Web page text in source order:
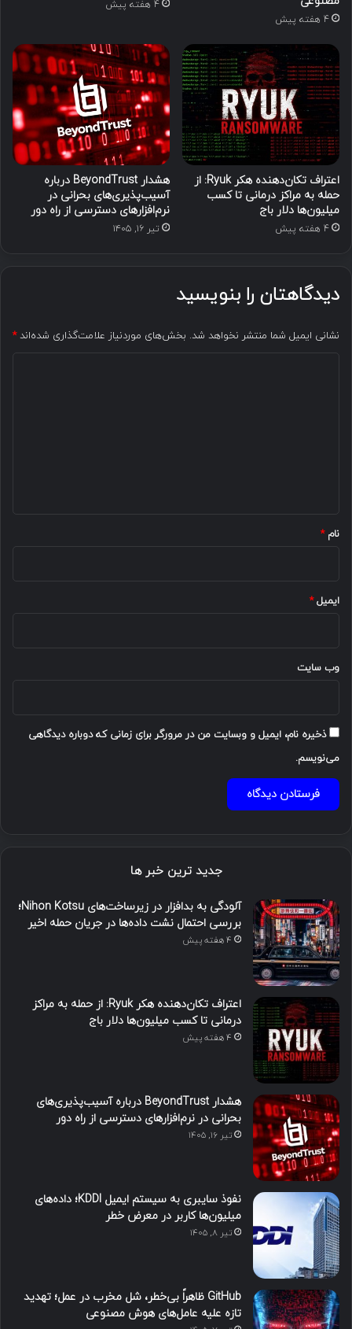
4 هفته پیش
4 هفته پیش
اعتراف تکان‌دهنده هکر Ryuk: از
حمله به مراکز درمانی تا کسب
میلیون‌ها دلار باج
4 هفته پیش
هشدار BeyondTrust درباره
آسیب‌پذیری‌های بحرانی در
نرم‌افزارهای دسترسی از راه دور
تیر ۱۶, ۱۴۰۵
دیدگاهتان را بنویسید
نشانی ایمیل شما منتشر نخواهد شد. بخش‌های موردنیاز علامت‌گذاری شده‌اند*
نام*
ایمیل*
وب‌ سایت
ذخیره نام، ایمیل و وبسایت من در مرورگر برای زمانی که دوباره دیدگاهی
می‌نویسم.
جدید ترین خبر ها
آلودگی به بدافزار در زیرساخت‌های Nihon Kotsu؛
بررسی احتمال نشت داده‌ها در جریان حمله اخیر
4 هفته پیش
اعتراف تکان‌دهنده هکر Ryuk: از حمله به مراکز
درمانی تا کسب میلیون‌ها دلار باج
4 هفته پیش
هشدار BeyondTrust درباره آسیب‌پذیری‌های
بحرانی در نرم‌افزارهای دسترسی از راه دور
تیر ۱۶, ۱۴۰۵
نفوذ سایبری به سیستم ایمیل KDDI؛ داده‌های
میلیون‌ها کاربر در معرض خطر
تیر ۸, ۱۴۰۵
GitHub ظاهراً بی‌خطر، شل مخرب در عمل؛ تهدید
تازه علیه عامل‌های هوش مصنوعی